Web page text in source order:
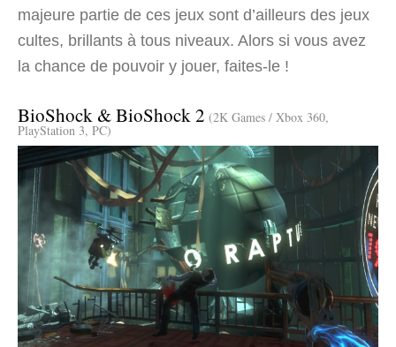
majeure partie de ces jeux sont d’ailleurs des jeux
cultes, brillants à tous niveaux. Alors si vous avez
la chance de pouvoir y jouer, faites-le !
BioShock & BioShock 2 (2K Games / Xbox 360,
PlayStation 3, PC)